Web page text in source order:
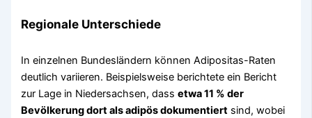
Regionale Unterschiede
In einzelnen Bundesländern können Adipositas-Raten
deutlich variieren. Beispielsweise berichtete ein Bericht
zur Lage in Niedersachsen, dassetwa 11 % der
Bevölkerung dort als adipös dokumentiert sind, wobei